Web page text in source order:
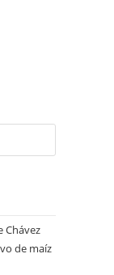
Chávez
de maíz